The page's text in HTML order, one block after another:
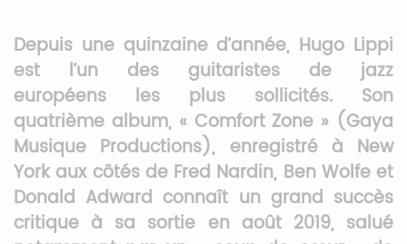
Depuis une quinzaine d’année, Hugo Lippi
est l’un des guitaristes de jazz
européens les plus sollicités. Son
quatrième album, « Comfort Zone » (Gaya
Musique Productions), enregistré à New
York aux côtés de Fred Nardin, Ben Wolfe et
Donald Adward connaît un grand succès
critique à sa sortie en août 2019, salué